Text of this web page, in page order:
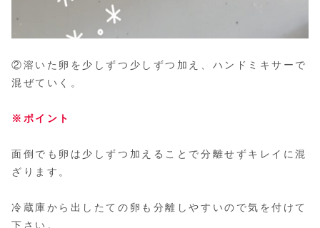
②溶いた卵を少しずつ少しずつ加え、ハンドミキサーで
混ぜていく。
※ポイント
面倒でも卵は少しずつ加えることで分離せずキレイに混
ざります。
冷蔵庫から出したての卵も分離しやすいので気を付けて
下さい。